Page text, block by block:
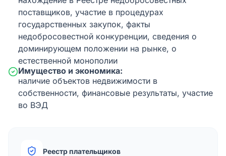
поставщиков, участие в процедурах
государственных закупок, факты
недобросовестной конкуренции, сведения о
доминирующем положении на рынке, о
естественной монополии
Имущество и экономика:
наличие объектов недвижимости в
собственности, финансовые результаты, участие
во ВЭД
Реестр плательщиков